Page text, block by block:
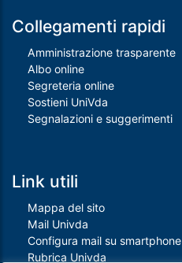
Collegamenti rapidi
Amministrazione trasparente
Albo online
Segreteria online
Sostieni UniVda
Segnalazioni e suggerimenti
Link utili
Mappa del sito
Mail Univda
Configura mail su smartphone
Rubrica Univda